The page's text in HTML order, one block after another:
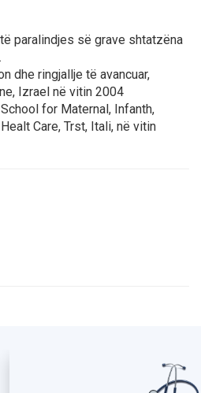
paralindjes së grave shtatzëna
dhe ringjallje të avancuar,
Izrael në vitin 2004
for Maternal, Infanth,
Care, Trst, Itali, në vitin